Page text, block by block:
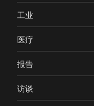
工业
医疗
报告
访谈